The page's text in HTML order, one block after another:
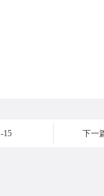
15 下一